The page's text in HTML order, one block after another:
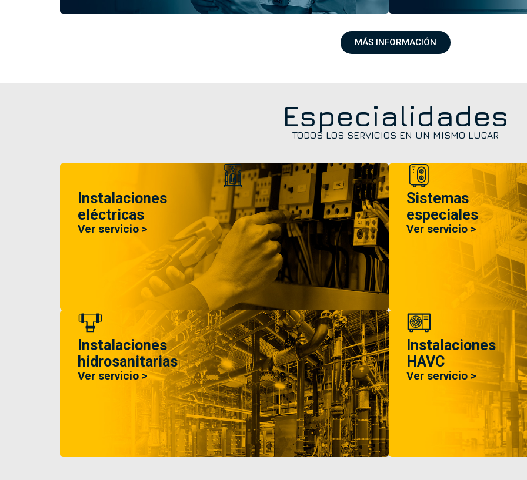
MÁS INFORMACIÓN
Especialidades
TODOS LOS SERVICIOS EN UN MISMO LUGAR
Instalaciones
eléctricas
Ver servicio >
Sistemas
especiales
Ver servicio >
Instalaciones
hidrosanitarias
Ver servicio >
Instalaciones
HAVC
Ver servicio >